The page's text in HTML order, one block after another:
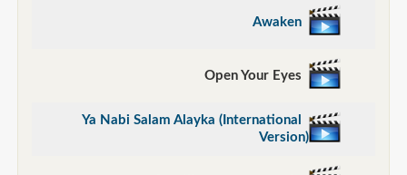
Ya Nabi Salam Alayka (International
Version)